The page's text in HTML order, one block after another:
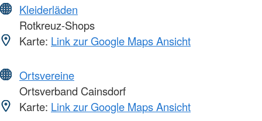
Kleiderläden
Rotkreuz-Shops
Karte: Link zur Google Maps Ansicht
Ortsvereine
Ortsverband Cainsdorf
Karte: Link zur Google Maps Ansicht